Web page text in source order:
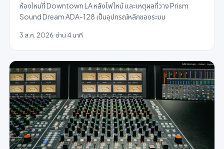
ห้องใหม่ที่ Downtown LA หลังไฟไหม้ และเหตุผลที่วาง Prism
Sound Dream ADA-128 เป็นอุปกรณ์หลักของระบบ
3 ส.ค. 2026 อ่าน 4 นาที